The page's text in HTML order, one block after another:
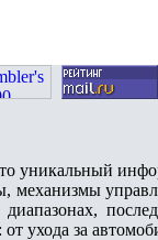
уникальный
механизмы
ухода за